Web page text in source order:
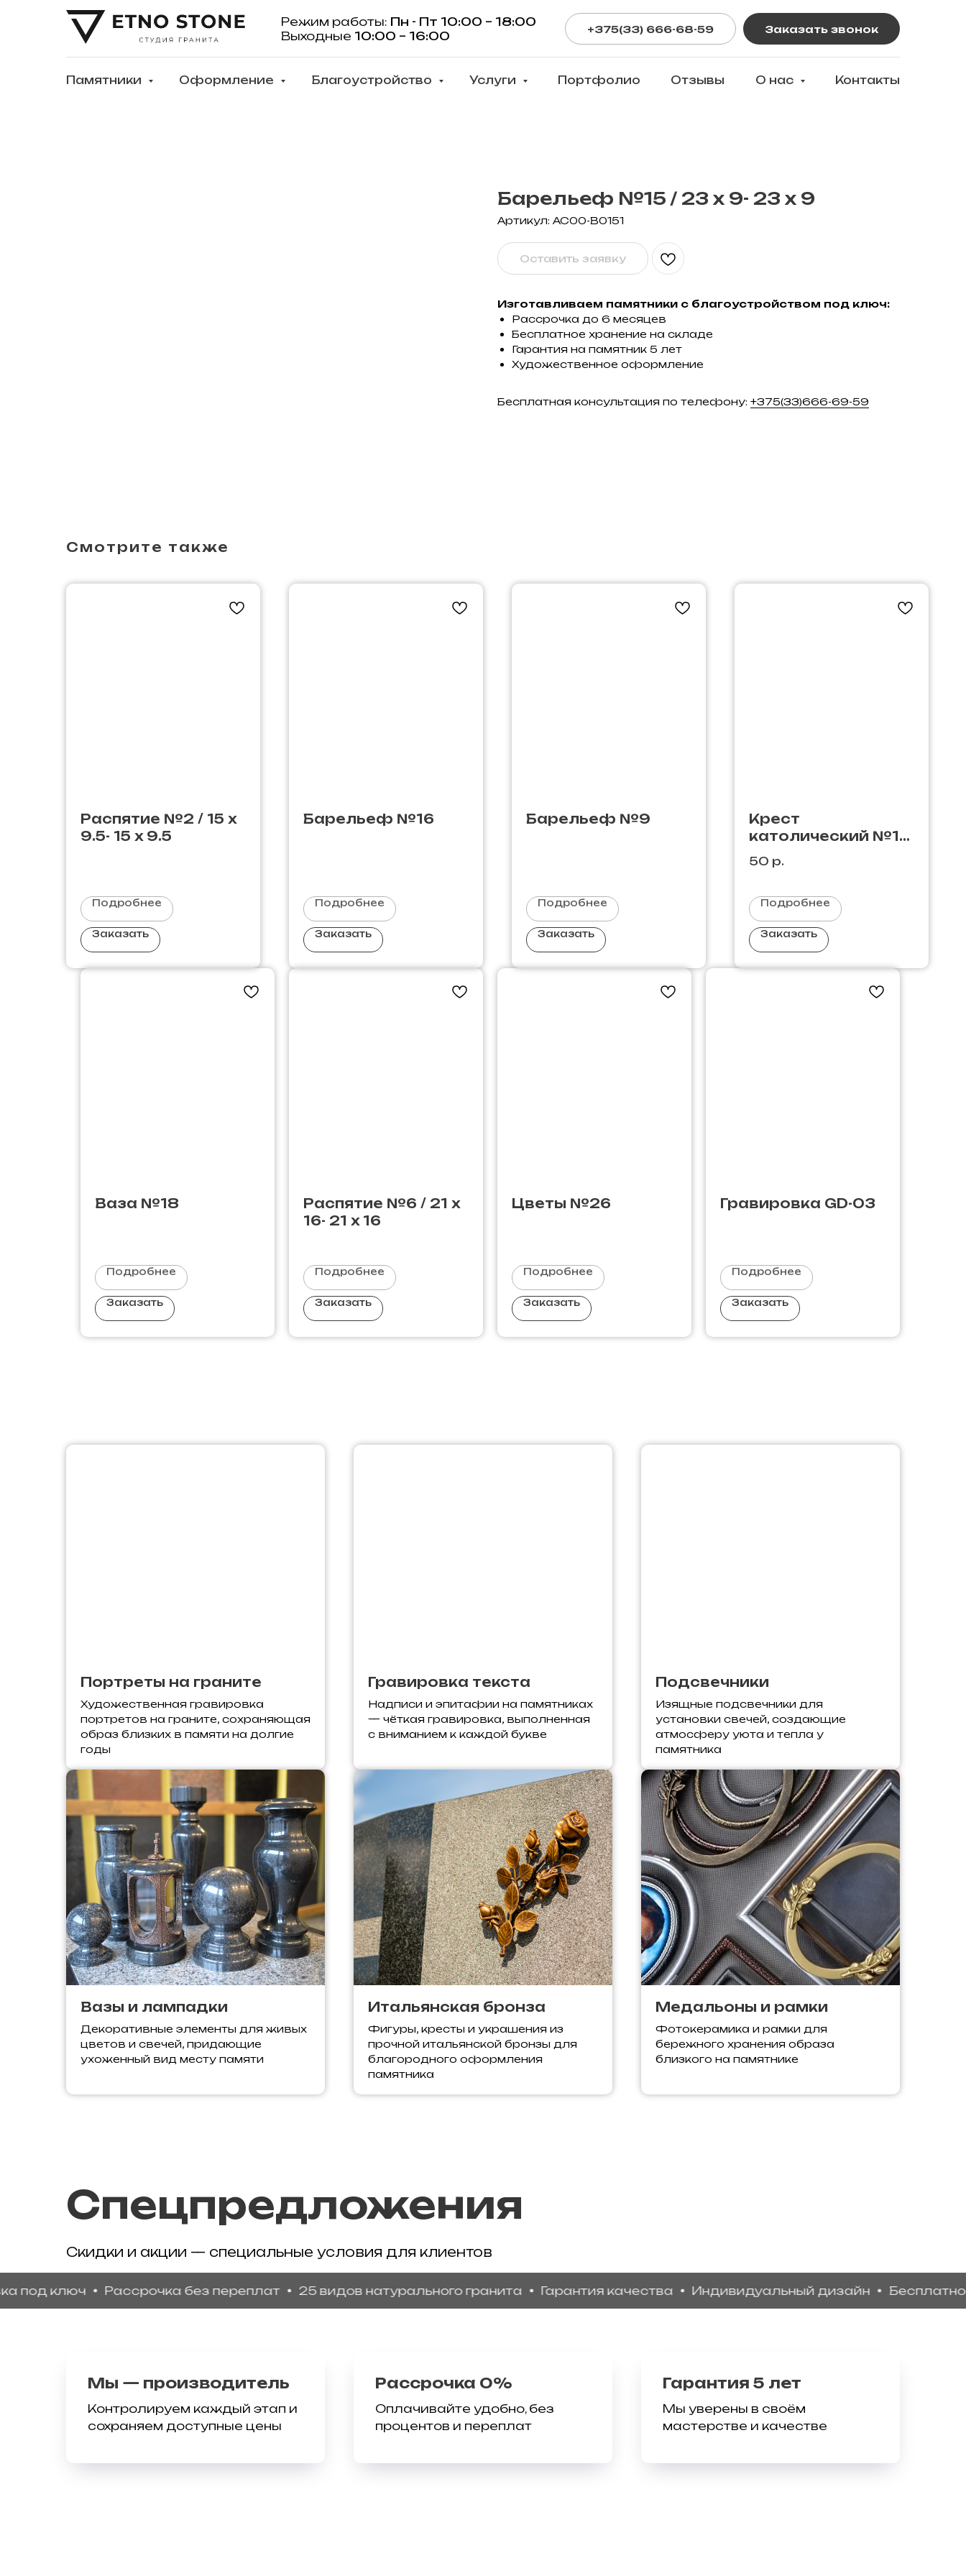
Режим работы: Пн - Пт 10:00 – 18:00
Выходные 10:00 – 16:00 +375(33) 666-68-59 Заказать звонок
Памятники Оформление Благоустройство Услуги Портфолио Отзывы О нас Контакты
Барельеф №15 / 23 х 9- 23 х 9
Артикул: AC00-B0151
Оставить заявку
Изготавливаем памятники с благоустройством под ключ:
Рассрочка до 6 месяцев
Бесплатное хранение на складе
Гарантия на памятник 5 лет
Художественное оформление
Бесплатная консультация по телефону: +375(33)666-69-59
Смотрите также
Распятие №2 / 15 х
9.5- 15 х 9.5
Подробнее
Заказать
Барельеф №16
Подробнее
Заказать
Барельеф №9
Подробнее
Заказать
Крест
католический №18
/ бронза / 20 х 9-
бронза- 20 х 9
50 р.
Подробнее
Заказать
Ваза №18
Подробнее
Заказать
Распятие №6 / 21 х
16- 21 х 16
Подробнее
Заказать
Цветы №26
Подробнее
Заказать
Гравировка GD-03
Подробнее
Заказать
Портреты на граните
Художественная гравировка
портретов на граните, сохраняющая
образ близких в памяти на долгие
годы
Гравировка текста
Надписи и эпитафии на памятниках
— чёткая гравировка, выполненная
с вниманием к каждой букве
Подсвечники
Изящные подсвечники для
установки свечей, создающие
атмосферу уюта и тепла у
памятника
Вазы и лампадки
Декоративные элементы для живых
цветов и свечей, придающие
ухоженный вид месту памяти
Итальянская бронза
Фигуры, кресты и украшения из
прочной итальянской бронзы для
благородного оформления
памятника
Медальоны и рамки
Фотокерамика и рамки для
бережного хранения образа
близкого на памятнике
Спецпредложения
Скидки и акции — специальные условия для клиентов
ключ Рассрочка без переплат 25 видов натурального гранита Гарантия качества Индивидуальный дизайн Бесплатное
Мы — производитель
Контролируем каждый этап и
сохраняем доступные цены
Рассрочка 0%
Оплачивайте удобно, без
процентов и переплат
Гарантия 5 лет
Мы уверены в своём
мастерстве и качестве